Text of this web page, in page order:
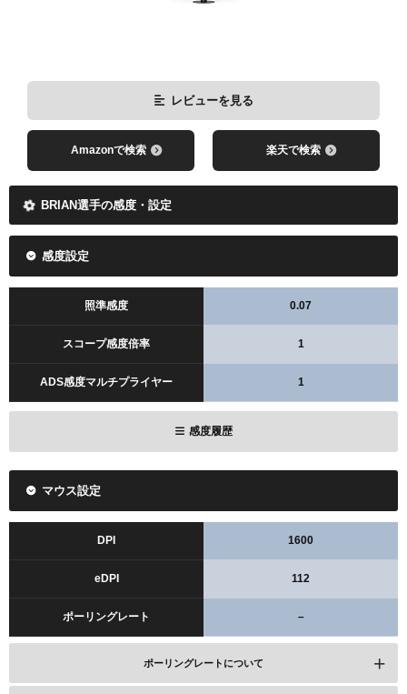
レビューを見る
Amazonで検索 楽天で検索
BRIAN選手の感度・設定
感度設定
照準感度 0.07
スコープ感度倍率 1
ADS感度マルチプライヤー 1
感度履歴
マウス設定
DPI 1600
eDPI 112
ポーリングレート –
ポーリングレートについて